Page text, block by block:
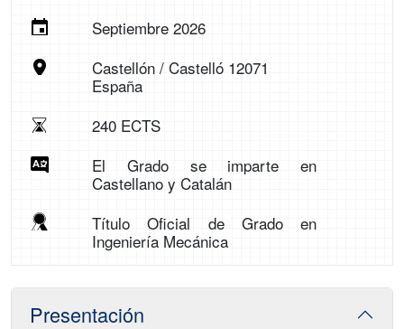
Septiembre 2026
Castellón / Castelló 12071
España
240 ECTS
El Grado se imparte en
Castellano y Catalán
Título Oficial de Grado en
Ingeniería Mecánica
Presentación